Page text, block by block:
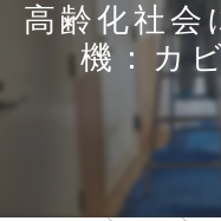
高齢化社会
機：カ